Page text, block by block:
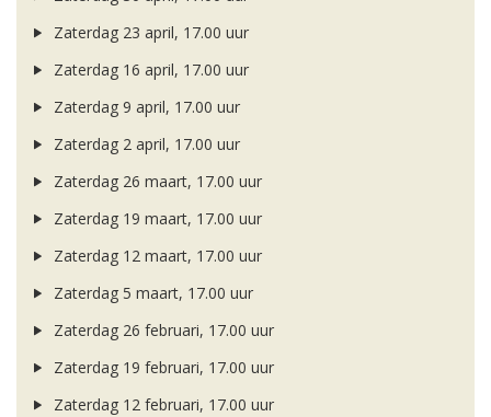
Zaterdag 23 april, 17.00 uur
Zaterdag 16 april, 17.00 uur
Zaterdag 9 april, 17.00 uur
Zaterdag 2 april, 17.00 uur
Zaterdag 26 maart, 17.00 uur
Zaterdag 19 maart, 17.00 uur
Zaterdag 12 maart, 17.00 uur
Zaterdag 5 maart, 17.00 uur
Zaterdag 26 februari, 17.00 uur
Zaterdag 19 februari, 17.00 uur
Zaterdag 12 februari, 17.00 uur